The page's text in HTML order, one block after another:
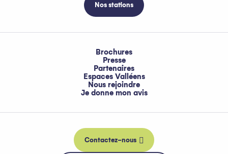
Nos stations
Brochures
Presse
Partenaires
Espaces Valléens
Nous rejoindre
Je donne mon avis
Contactez-nous